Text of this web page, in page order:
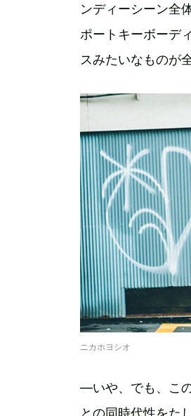
ンディーシーン全
ポートキーボーデ
スみたいなものが
ニカホヨシオ
―いや、でも、こ
との同時代性をた